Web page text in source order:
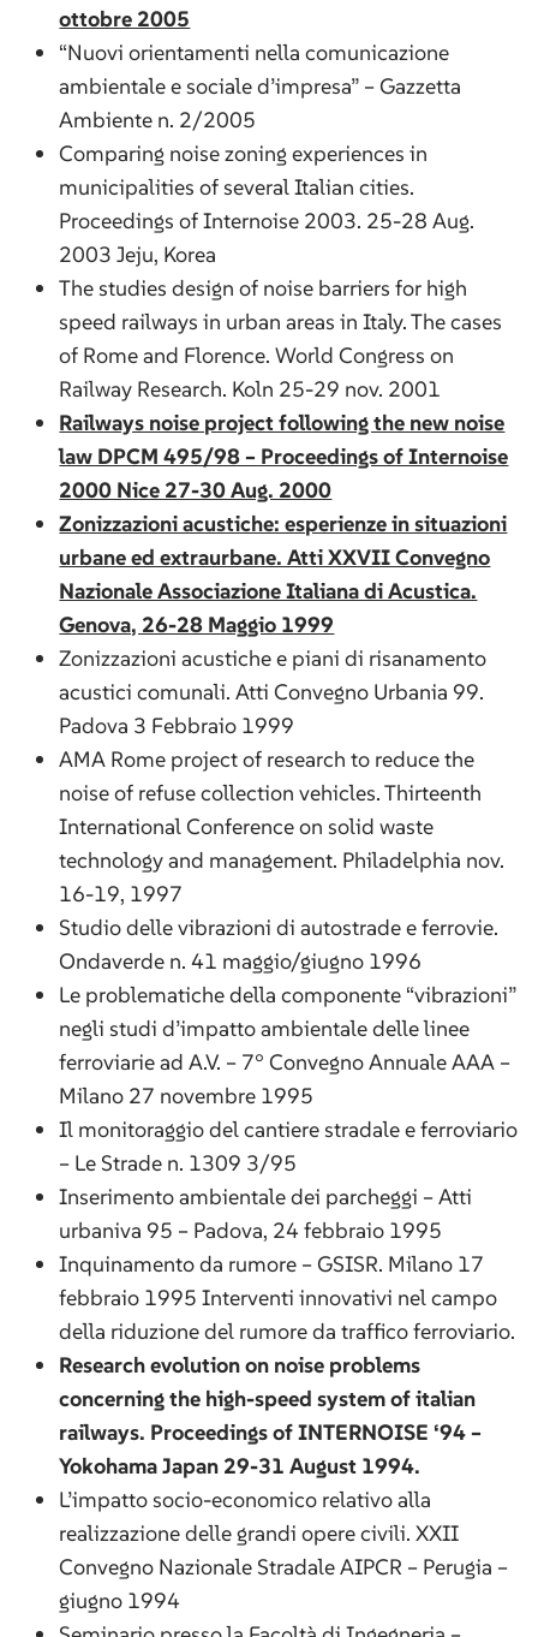
ottobre 2005
“Nuovi orientamenti nella comunicazione
ambientale e sociale d’impresa” – Gazzetta
Ambiente n. 2/2005
Comparing noise zoning experiences in
municipalities of several Italian cities.
Proceedings of Internoise 2003. 25-28 Aug.
2003 Jeju, Korea
The studies design of noise barriers for high
speed railways in urban areas in Italy. The cases
of Rome and Florence. World Congress on
Railway Research. Koln 25-29 nov. 2001
Railways noise project following the new noise
law DPCM 495/98 – Proceedings of Internoise
2000 Nice 27-30 Aug. 2000
Zonizzazioni acustiche: esperienze in situazioni
urbane ed extraurbane. Atti XXVII Convegno
Nazionale Associazione Italiana di Acustica.
Genova, 26-28 Maggio 1999
Zonizzazioni acustiche e piani di risanamento
acustici comunali. Atti Convegno Urbania 99.
Padova 3 Febbraio 1999
AMA Rome project of research to reduce the
noise of refuse collection vehicles. Thirteenth
International Conference on solid waste
technology and management. Philadelphia nov.
16-19, 1997
Studio delle vibrazioni di autostrade e ferrovie.
Ondaverde n. 41 maggio/giugno 1996
Le problematiche della componente “vibrazioni”
negli studi d’impatto ambientale delle linee
ferroviarie ad A.V. – 7° Convegno Annuale AAA –
Milano 27 novembre 1995
Il monitoraggio del cantiere stradale e ferroviario
– Le Strade n. 1309 3/95
Inserimento ambientale dei parcheggi – Atti
urbaniva 95 – Padova, 24 febbraio 1995
Inquinamento da rumore – GSISR. Milano 17
febbraio 1995 Interventi innovativi nel campo
della riduzione del rumore da traffico ferroviario.
Research evolution on noise problems
concerning the high-speed system of italian
railways. Proceedings of INTERNOISE ‘94 –
Yokohama Japan 29-31 August 1994.
L’impatto socio-economico relativo alla
realizzazione delle grandi opere civili. XXII
Convegno Nazionale Stradale AIPCR – Perugia –
giugno 1994